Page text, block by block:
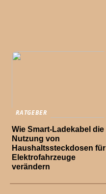
RATGEBER
Wie Smart-Ladekabel die
Nutzung von
Haushaltssteckdosen für
Elektrofahrzeuge
verändern